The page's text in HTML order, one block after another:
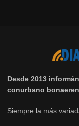
Desde 2013
conurbano
Siempre la más